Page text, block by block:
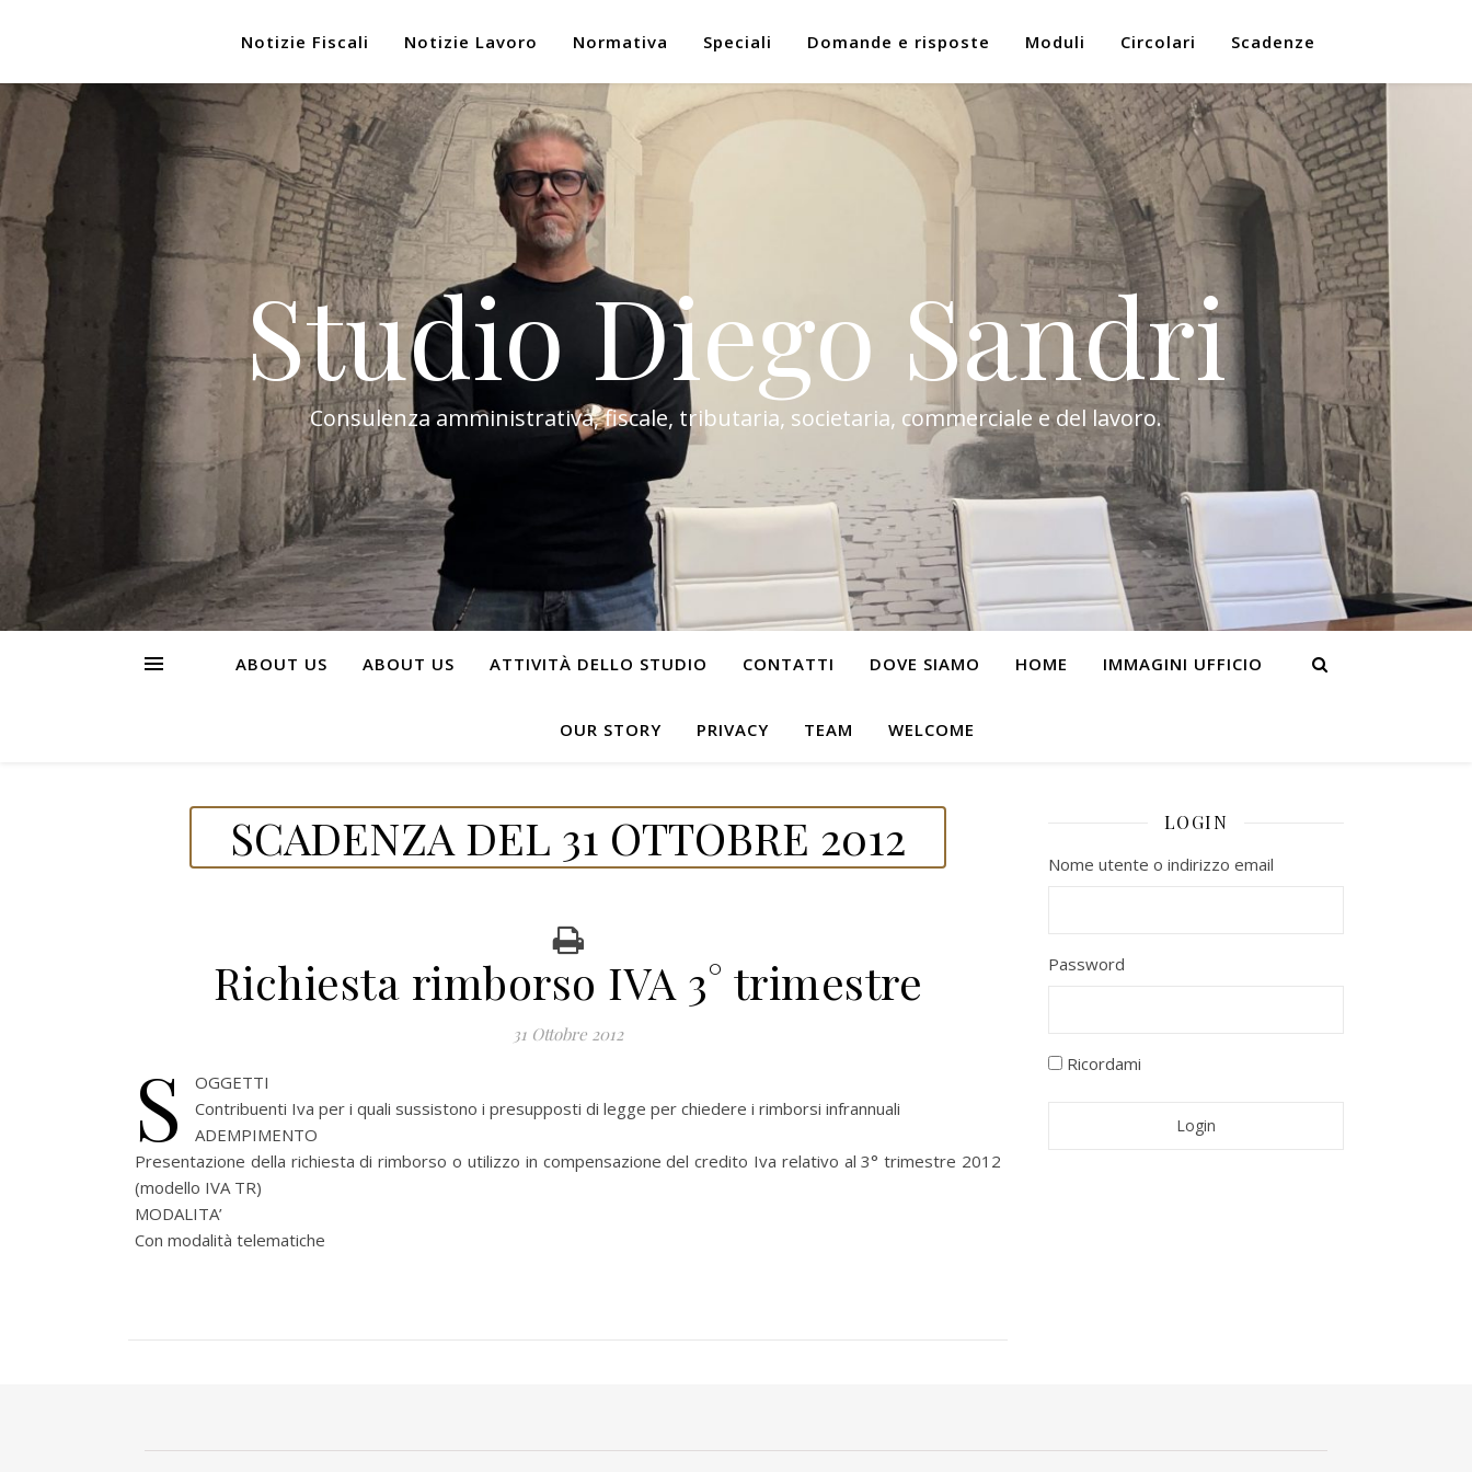
Notizie Fiscali Notizie Lavoro Normativa Speciali Domande e risposte Moduli Circolari Scadenze
Studio Diego Sandri
Consulenza amministrativa, fiscale, tributaria, societaria, commerciale e del lavoro.
ABOUT US ABOUT US ATTIVITÀ DELLO STUDIO CONTATTI DOVE SIAMO HOME IMMAGINI UFFICIO
OUR STORY PRIVACY TEAM WELCOME
SCADENZA DEL 31 OTTOBRE 2012
Richiesta rimborso IVA 3° trimestre
31 Ottobre 2012
S
OGGETTI
Contribuenti Iva per i quali sussistono i presupposti di legge per chiedere i rimborsi infrannuali
ADEMPIMENTO
Presentazione della richiesta di rimborso o utilizzo in compensazione del credito Iva relativo al 3° trimestre 2012
(modello IVA TR)
MODALITA’
Con modalità telematiche
LOGIN
Nome utente o indirizzo email
Password
Ricordami